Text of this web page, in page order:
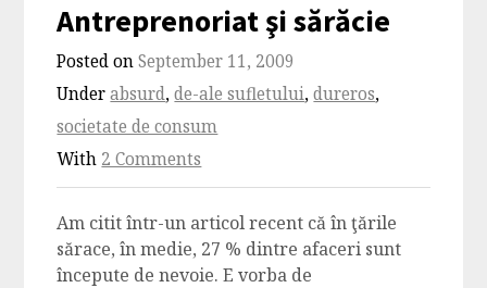
Antreprenoriat şi sărăcie
Posted onSeptember 11, 2009
Underabsurd,de-ale sufletului,dureros,
societate de consum
With 2 Comments
Am citit într-un articol recent că în ţările
sărace, în medie, 27 % dintre afaceri sunt
începute de nevoie. E vorba de